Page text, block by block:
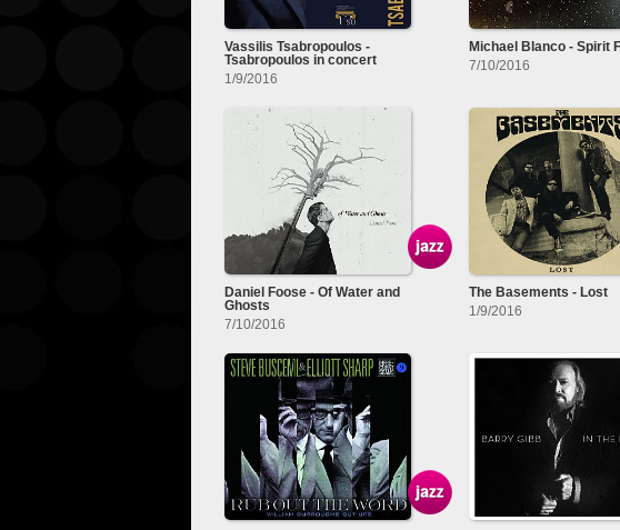
Vassilis Tsabropoulos -
Tsabropoulos in concert
1/9/2016
Michael Blanco - Spirit
7/10/2016
Daniel Foose - Of Water and
Ghosts
7/10/2016
The Basements - Lost
1/9/2016